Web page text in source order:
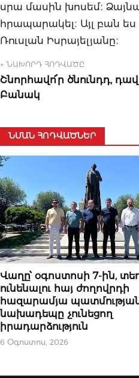
սրա մասին խոսեմ։
հրապարակել։ Այլ բան
Ռուսլան Իսրայելյանը։
← ՆԱԽՈՐԴ ՀՈԴՎԱԾԸ
Շնորհավո՜ր ծնունդդ,
Բանակ
ՆՄԱՆ ՀՈԴՎԱԾՆԵՐ
ԿԱՐԵՎՈՐԸ
Վաղը՝ օգոստոսի 7-ին,
ունենալու հայ ժողովրդի
հազարամյա
նախադեպը չունեցող
իրադարձություն
6 Օգոստոս, 2026